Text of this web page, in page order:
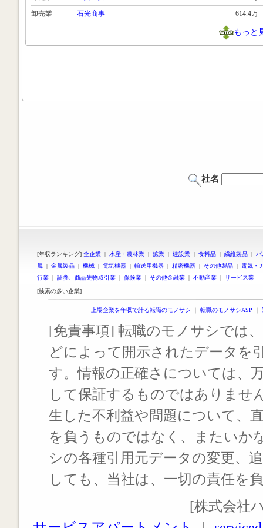
卸売業
石光商事 614.4万
もっと
社名
[年収ランキング] 全企業 | 水産・農林業 | 鉱業 | 建設業 | 食料品 | 繊維製品 |
属 | 金属製品 | 機械 | 電気機器 | 輸送用機器 | 精密機器 | その他製品 | 電気・
行業 | 証券、商品先物取引業 | 保険業 | その他金融業 | 不動産業 | サービス業
[検索の多い企業]
上場企業を年収で計る転職のモノサシ ｜ 転職のモノサシASP ｜
[免責事項] 転職のモノサシでは
どによって開示されたデータを
す。情報の正確さについては、
して保証するものではありませ
生した不利益や問題について、
を負うものではなく、またいか
シの各種引用元データの変更、
しても、当社は、一切の責任を
[株式会社